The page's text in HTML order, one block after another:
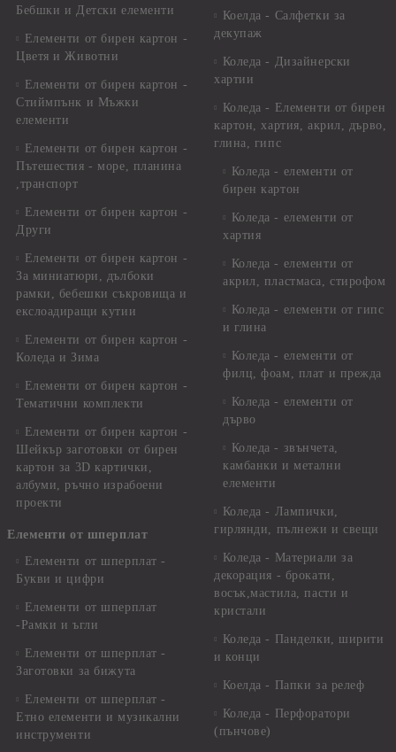
Бебшки и Детски елементи
Елементи от бирен картон -
Цветя и Животни
Елементи от бирен картон -
Стиймпънк и Мъжки
елементи
Елементи от бирен картон -
Пътешестия - море, планина
,транспорт
Елементи от бирен картон -
Други
Елементи от бирен картон -
За миниатюри, дълбоки
рамки, бебешки съкровища и
екслоадиращи кутии
Елементи от бирен картон -
Коледа и Зима
Елементи от бирен картон -
Тематични комплекти
Елементи от бирен картон -
Шейкър заготовки от бирен
картон за 3D картички,
албуми, ръчно израбоени
проекти
Елементи от шперплат
Елементи от шперплат -
Букви и цифри
Елементи от шперплат
-Рамки и ъгли
Елементи от шперплат -
Заготовки за бижута
Елементи от шперплат -
Етно елементи и музикални
инструменти
Коелда - Салфетки за
декупаж
Коледа - Дизайнерски
хартии
Коледа - Eлементи от бирен
картон, хартия, акрил, дърво,
глина, гипс
Коледа - елементи от
бирен картон
Коледа - елементи от
хартия
Коледа - елементи от
акрил, пластмаса, стирофом
Коледа - елементи от гипс
и глина
Коледа - елементи от
филц, фоам, плат и прежда
Коледа - елементи от
дърво
Коледа - звънчета,
камбанки и метални
елементи
Коледа - Лампички,
гирлянди, пълнежи и свещи
Коледа - Материали за
декорация - брокати,
восък,мастила, пасти и
кристали
Коледа - Панделки, ширити
и конци
Коелда - Папки за релеф
Коледа - Перфоратори
(пънчове)